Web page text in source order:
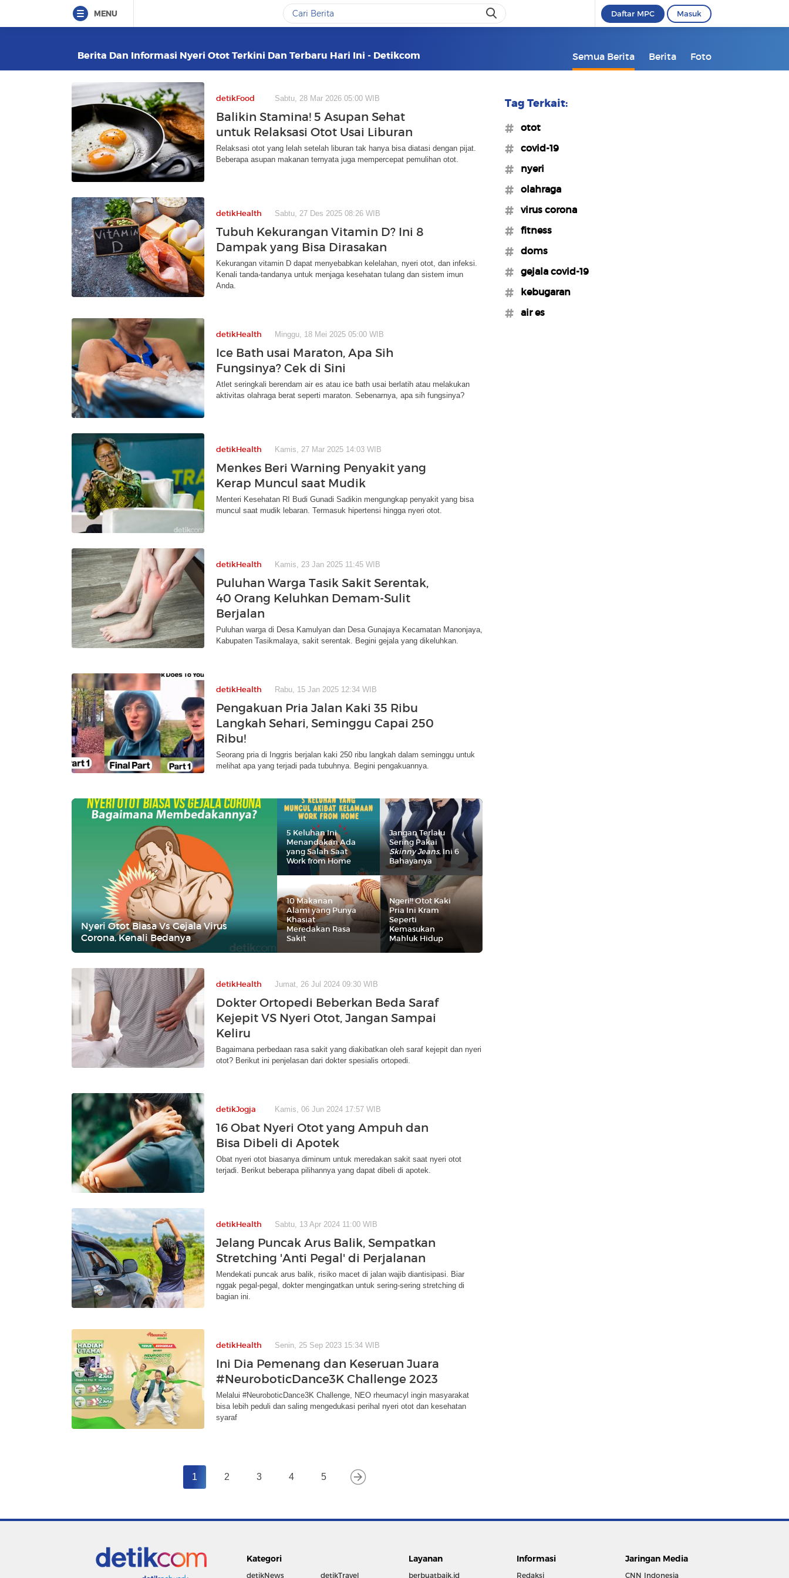
MENU Daftar MPC Masuk
Berita Dan Informasi Nyeri Otot Terkini Dan Terbaru Hari Ini - Detikcom Semua Berita Berita Foto
detikFood Sabtu, 28 Mar 2026 05:00 WIB
Balikin Stamina! 5 Asupan Sehat
untuk Relaksasi Otot Usai Liburan
Relaksasi otot yang lelah setelah liburan tak hanya bisa diatasi dengan pijat.
Beberapa asupan makanan ternyata juga mempercepat pemulihan otot.
detikHealth Sabtu, 27 Des 2025 08:26 WIB
Tubuh Kekurangan Vitamin D? Ini 8
Dampak yang Bisa Dirasakan
Kekurangan vitamin D dapat menyebabkan kelelahan, nyeri otot, dan infeksi.
Kenali tanda-tandanya untuk menjaga kesehatan tulang dan sistem imun
Anda.
detikHealth Minggu, 18 Mei 2025 05:00 WIB
Ice Bath usai Maraton, Apa Sih
Fungsinya? Cek di Sini
Atlet seringkali berendam air es atau ice bath usai berlatih atau melakukan
aktivitas olahraga berat seperti maraton. Sebenarnya, apa sih fungsinya?
detikHealth Kamis, 27 Mar 2025 14:03 WIB
Menkes Beri Warning Penyakit yang
Kerap Muncul saat Mudik
Menteri Kesehatan RI Budi Gunadi Sadikin mengungkap penyakit yang bisa
muncul saat mudik lebaran. Termasuk hipertensi hingga nyeri otot.
detikHealth Kamis, 23 Jan 2025 11:45 WIB
Puluhan Warga Tasik Sakit Serentak,
40 Orang Keluhkan Demam-Sulit
Berjalan
Puluhan warga di Desa Kamulyan dan Desa Gunajaya Kecamatan Manonjaya,
Kabupaten Tasikmalaya, sakit serentak. Begini gejala yang dikeluhkan.
detikHealth Rabu, 15 Jan 2025 12:34 WIB
Pengakuan Pria Jalan Kaki 35 Ribu
Langkah Sehari, Seminggu Capai 250
Ribu!
Seorang pria di Inggris berjalan kaki 250 ribu langkah dalam seminggu untuk
melihat apa yang terjadi pada tubuhnya. Begini pengakuannya.
Nyeri Otot Biasa Vs Gejala Virus
Corona, Kenali Bedanya
5 Keluhan Ini
Menandakan Ada
yang Salah Saat
Work from Home
Jangan Terlalu
Sering Pakai
Skinny Jeans, Ini 6
Bahayanya
10 Makanan
Alami yang Punya
Khasiat
Meredakan Rasa
Sakit
Ngeri!! Otot Kaki
Pria Ini Kram
Seperti
Kemasukan
Mahluk Hidup
detikHealth Jumat, 26 Jul 2024 09:30 WIB
Dokter Ortopedi Beberkan Beda Saraf
Kejepit VS Nyeri Otot, Jangan Sampai
Keliru
Bagaimana perbedaan rasa sakit yang diakibatkan oleh saraf kejepit dan nyeri
otot? Berikut ini penjelasan dari dokter spesialis ortopedi.
detikJogja Kamis, 06 Jun 2024 17:57 WIB
16 Obat Nyeri Otot yang Ampuh dan
Bisa Dibeli di Apotek
Obat nyeri otot biasanya diminum untuk meredakan sakit saat nyeri otot
terjadi. Berikut beberapa pilihannya yang dapat dibeli di apotek.
detikHealth Sabtu, 13 Apr 2024 11:00 WIB
Jelang Puncak Arus Balik, Sempatkan
Stretching 'Anti Pegal' di Perjalanan
Mendekati puncak arus balik, risiko macet di jalan wajib diantisipasi. Biar
nggak pegal-pegal, dokter mengingatkan untuk sering-sering stretching di
bagian ini.
detikHealth Senin, 25 Sep 2023 15:34 WIB
Ini Dia Pemenang dan Keseruan Juara
#NeuroboticDance3K Challenge 2023
Melalui #NeuroboticDance3K Challenge, NEO rheumacyl ingin masyarakat
bisa lebih peduli dan saling mengedukasi perihal nyeri otot dan kesehatan
syaraf
1 2 3 4 5
Tag Terkait:
#otot
#covid-19
#nyeri
#olahraga
#virus corona
#fitness
#doms
#gejala covid-19
#kebugaran
#air es
Kategori
detikNews detikTravel
Layanan
berbuatbaik.id
Informasi
Redaksi
Jaringan Media
CNN Indonesia